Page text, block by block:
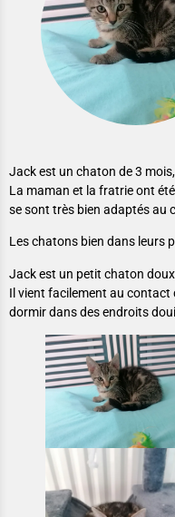
Jack est un chaton de 3
La maman et la fratrie ont
se sont très bien adaptés au
Les chatons bien dans leurs
Jack est un petit chaton
Il vient facilement au contact
dormir dans des endroits